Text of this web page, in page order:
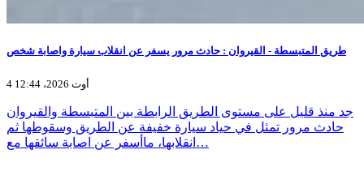
طريق المتبسطة - القيروان : حادث مرور يسفر عن انقلاب سيارة واصابة شخص
4 أوت 2026، 12:44
جد منذ قليل على مستوى الطريق الرابطة بين المتبسطة والقيروان
حادث مرور تمثل في حياد سيارة خفيفة عن الطريق وسقوطها ثم
انقلابها، ماأسفر عن اصابة سائقها مع…